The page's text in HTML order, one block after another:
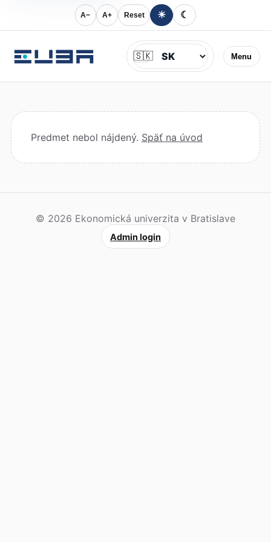
A− A+ Reset ☀ ☾
Menu
Jazyk
🇸🇰
Predmet nebol nájdený. Späť na úvod
© 2026 Ekonomická univerzita v Bratislave
Admin login